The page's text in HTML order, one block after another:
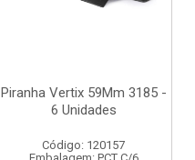
Piranha Vertix 59Mm 3185 -
6 Unidades
Código: 120157